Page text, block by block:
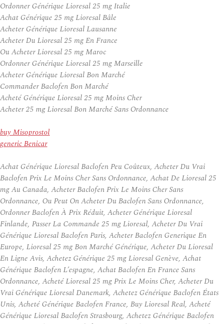
Ordonner Générique Lioresal 25 mg Italie
Achat Générique 25 mg Lioresal Bâle
Acheter Générique Lioresal Lausanne
Acheter Du Lioresal 25 mg En France
Ou Acheter Lioresal 25 mg Maroc
Ordonner Générique Lioresal 25 mg Marseille
Acheter Générique Lioresal Bon Marché
Commander Baclofen Bon Marché
Acheté Générique Lioresal 25 mg Moins Cher
Acheter 25 mg Lioresal Bon Marché Sans Ordonnance
buy Misoprostol
generic Benicar
Achat Générique Lioresal Baclofen Peu Coûteux, Acheter Du Vrai
Baclofen Prix Le Moins Cher Sans Ordonnance, Achat De Lioresal 25
mg Au Canada, Acheter Baclofen Prix Le Moins Cher Sans
Ordonnance, Ou Peut On Acheter Du Baclofen Sans Ordonnance,
Ordonner Baclofen À Prix Réduit, Acheter Générique Lioresal
Finlande, Passer La Commande 25 mg Lioresal, Acheter Du Vrai
Générique Lioresal Baclofen Paris, Acheter Baclofen Generique En
Europe, Lioresal 25 mg Bon Marché Générique, Acheter Du Lioresal
En Ligne Avis, Achetez Générique 25 mg Lioresal Genève, Achat
Générique Baclofen L’espagne, Achat Baclofen En France Sans
Ordonnance, Acheté Lioresal 25 mg Prix Le Moins Cher, Acheter Du
Vrai Générique Lioresal Danemark, Achetez Générique Baclofen États
Unis, Acheté Générique Baclofen France, Buy Lioresal Real, Acheté
Générique Lioresal Baclofen Strasbourg, Achetez Générique Baclofen